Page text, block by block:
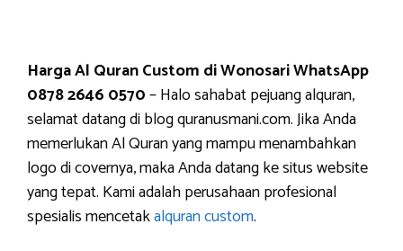
Harga Al Quran Custom di Wonosari WhatsApp
0878 2646 0570– Halo sahabat pejuang alquran,
selamat datang di blog quranusmani.com. Jika Anda
memerlukan Al Quran yang mampu menambahkan
logo di covernya, maka Anda datang ke situs website
yang tepat. Kami adalah perusahaan profesional
spesialis mencetakalquran custom.